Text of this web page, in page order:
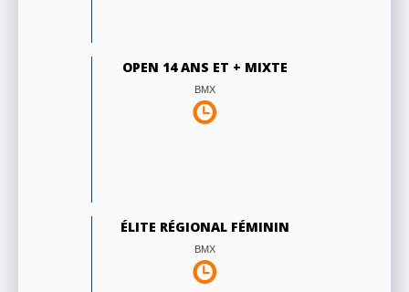
OPEN 14 ANS ET + MIXTE
BMX
ÉLITE RÉGIONAL FÉMININ
BMX